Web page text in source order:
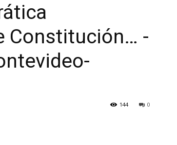
Constitución… -
0
144